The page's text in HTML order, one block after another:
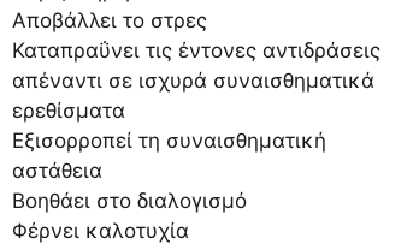
Αποβάλλει το στρες
Καταπραΰνει τις έντονες αντιδράσεις
απέναντι σε ισχυρά συναισθηματικά
ερεθίσματα
Εξισορροπεί τη συναισθηματική
αστάθεια
Βοηθάει στο διαλογισμό
Φέρνει καλοτυχία